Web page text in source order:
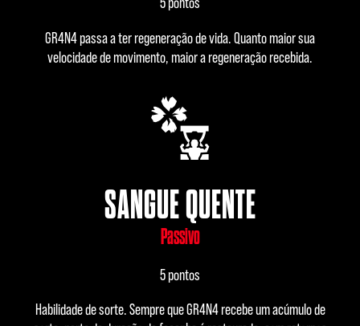
GR4N4 passa a ter regeneração de vida. Quanto maior sua
velocidade de movimento, maior a regeneração recebida.
SANGUE QUENTE
Passivo
5 pontos
Habilidade de sorte. Sempre que GR4N4 recebe um acúmulo de